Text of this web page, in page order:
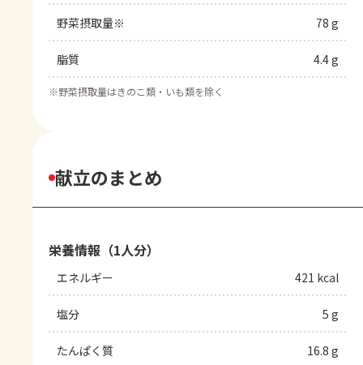
野菜摂取量※ 78 g
脂質 4.4 g
※野菜摂取量はきのこ類・いも類を除く
献立のまとめ
栄養情報（1人分）
エネルギー 421 kcal
塩分 5 g
たんぱく質 16.8 g